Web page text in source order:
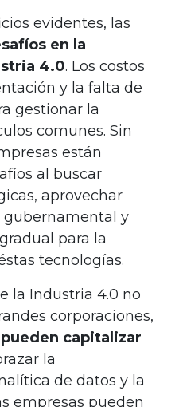
evidentes, las
en la
4.0. Los costos
y la falta de
gestionar la
comunes. Sin
están
al buscar
aprovechar
gubernamental y
para la
tecnologías.
la Industria 4.0 no
corporaciones,
pueden capitalizar
la
de datos y la
empresas pueden